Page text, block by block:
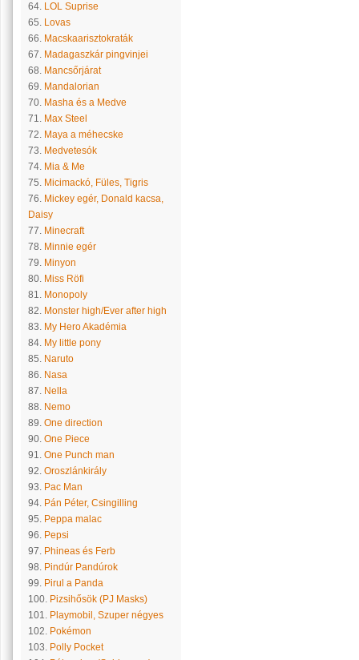
64. LOL Suprise
65. Lovas
66. Macskaarisztokraták
67. Madagaszkár pingvinjei
68. Mancsőrjárat
69. Mandalorian
70. Masha és a Medve
71. Max Steel
72. Maya a méhecske
73. Medvetesók
74. Mia & Me
75. Micimackó, Füles, Tigris
76. Mickey egér, Donald kacsa,
Daisy
77. Minecraft
78. Minnie egér
79. Minyon
80. Miss Röfi
81. Monopoly
82. Monster high/Ever after high
83. My Hero Akadémia
84. My little pony
85. Naruto
86. Nasa
87. Nella
88. Nemo
89. One direction
90. One Piece
91. One Punch man
92. Oroszlánkirály
93. Pac Man
94. Pán Péter, Csingilling
95. Peppa malac
96. Pepsi
97. Phineas és Ferb
98. Pindúr Pandúrok
99. Pirul a Panda
100. Pizsihősök (PJ Masks)
101. Playmobil, Szuper négyes
102. Pokémon
103. Polly Pocket